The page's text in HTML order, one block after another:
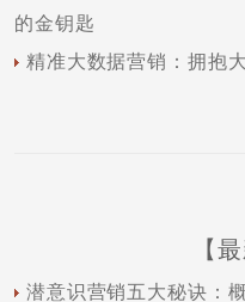
的金钥匙
精准大数据营销：拥抱
【
潜意识营销五大秘诀：